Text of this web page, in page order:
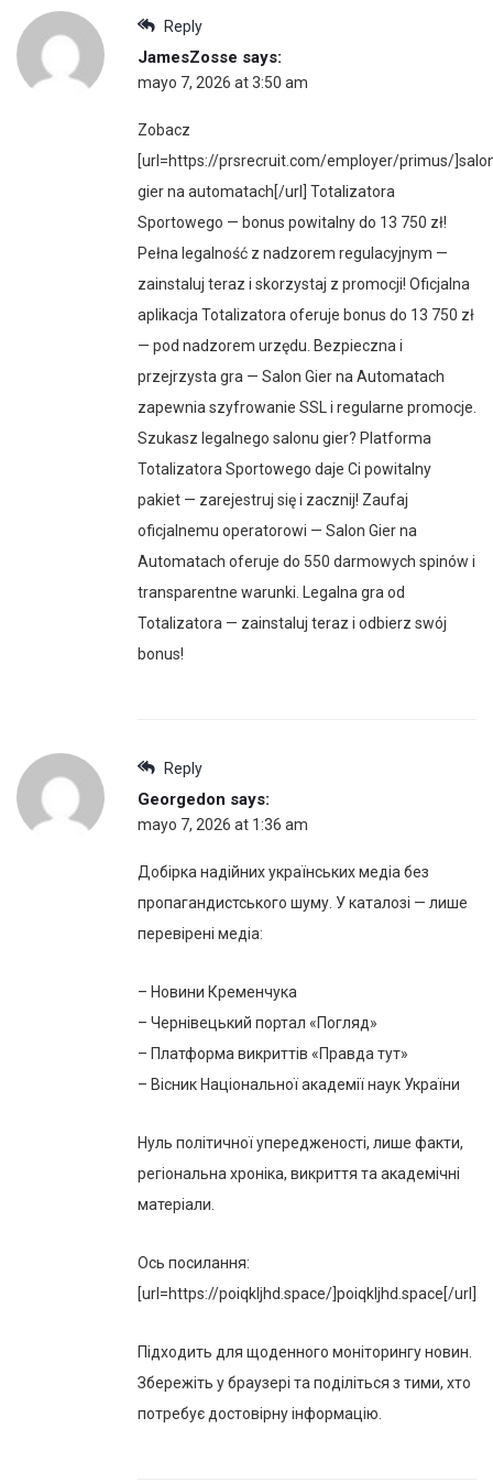
Reply
JamesZosse says:
mayo 7, 2026 at 3:50 am
Zobacz
[url=https://prsrecruit.com/employer/primus/
gier na automatach[/url] Totalizatora
Sportowego — bonus powitalny do 13 750 zł!
Pełna legalność z nadzorem regulacyjnym —
zainstaluj teraz i skorzystaj z promocji! Oficjalna
aplikacja Totalizatora oferuje bonus do 13 750 zł
— pod nadzorem urzędu. Bezpieczna i
przejrzysta gra — Salon Gier na Automatach
zapewnia szyfrowanie SSL i regularne promocje.
Szukasz legalnego salonu gier? Platforma
Totalizatora Sportowego daje Ci powitalny
pakiet — zarejestruj się i zacznij! Zaufaj
oficjalnemu operatorowi — Salon Gier na
Automatach oferuje do 550 darmowych spinów i
transparentne warunki. Legalna gra od
Totalizatora — zainstaluj teraz i odbierz swój
bonus!
Reply
Georgedon says:
mayo 7, 2026 at 1:36 am
Добірка надійних українських медіа без
пропагандистського шуму. У каталозі — лише
перевірені медіа:
– Новини Кременчука
– Чернівецький портал «Погляд»
– Платформа викриттів «Правда тут»
– Вісник Національної академії наук України
Нуль політичної упередженості, лише факти,
регіональна хроніка, викриття та академічні
матеріали.
Ось посилання:
[url=https://poiqkljhd.space/]poiqkljhd.space[/url]
Підходить для щоденного моніторингу новин.
Збережіть у браузері та поділіться з тими, хто
потребує достовірну інформацію.